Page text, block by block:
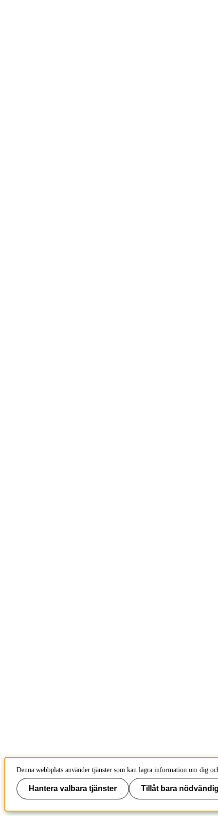
Denna webbplats använder tjänster som kan lagra information om dig
Hantera valbara tjänster Tillåt bara